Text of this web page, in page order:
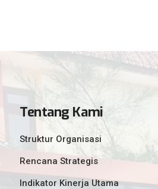
Tentang Kami
Struktur Organisasi
Rencana Strategis
Indikator Kinerja Utama